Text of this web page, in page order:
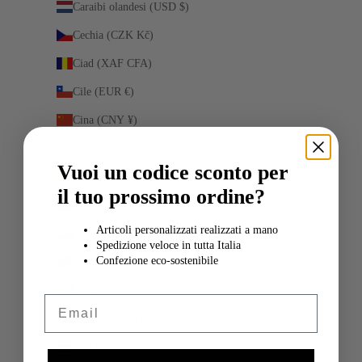
Caraibi olandesi (USD $)
Cechia (CZK Kč)
Ciad (XAF CFA)
Cile (EUR €)
Cina (CNY ¥)
Città del Vaticano (EUR €)
Colombia (EUR €)
Comore (KMF Fr)
Congo - Kinshasa (CDF Fr)
Costa Rica (CRC ₡)
Vuoi un codice sconto per
il tuo prossimo ordine?
Articoli personalizzati realizzati a mano
Spedizione veloce in tutta Italia
Confezione eco-sostenibile